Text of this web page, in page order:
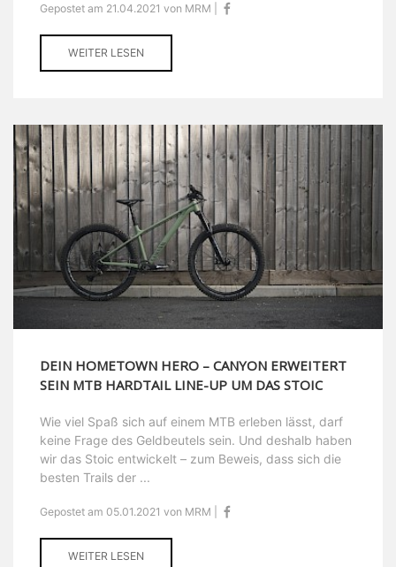
Gepostet am 21.04.2021 von MRM |
WEITER LESEN
DEIN HOMETOWN HERO – CANYON ERWEITERT
SEIN MTB HARDTAIL LINE-UP UM DAS STOIC
Wie viel Spaß sich auf einem MTB erleben lässt, darf
keine Frage des Geldbeutels sein. Und deshalb haben
wir das Stoic entwickelt – zum Beweis, dass sich die
besten Trails der ...
Gepostet am 05.01.2021 von MRM |
WEITER LESEN